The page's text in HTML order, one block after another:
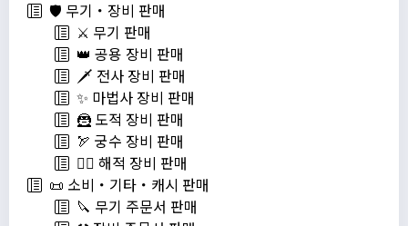
🛡️ 무기・장비 판매
⚔️ 무기 판매
👑 공용 장비 판매
🗡️ 전사 장비 판매
✨ 마법사 장비 판매
🦹 도적 장비 판매
🏹 궁수 장비 판매
🏴‍☠️ 해적 장비 판매
📜 소비・기타・캐시 판매
🔪 무기 주문서 판매